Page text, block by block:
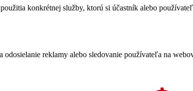
konkrétnej služby, ktorú si účastník alebo
reklamy alebo sledovanie používateľa na